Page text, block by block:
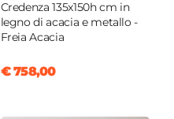
Credenza 135x150h cm in
legno di acacia e metallo -
Freia Acacia
€ 758,00